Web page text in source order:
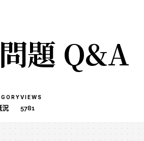
題 Q&A
況
VIEWS
5781